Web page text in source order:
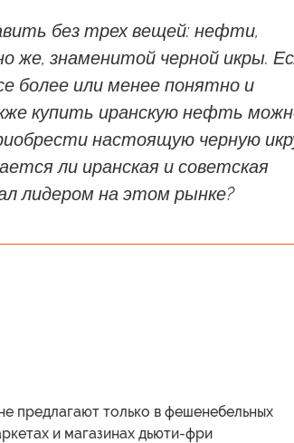
без трех вещей: нефти,
же, знаменитой черной икры.
более или менее понятно и
купить иранскую нефть
настоящую черную
ли иранская и советская
лидером на этом рынке?
предлагают только в фешенебельных
и магазинах дьюти-фри